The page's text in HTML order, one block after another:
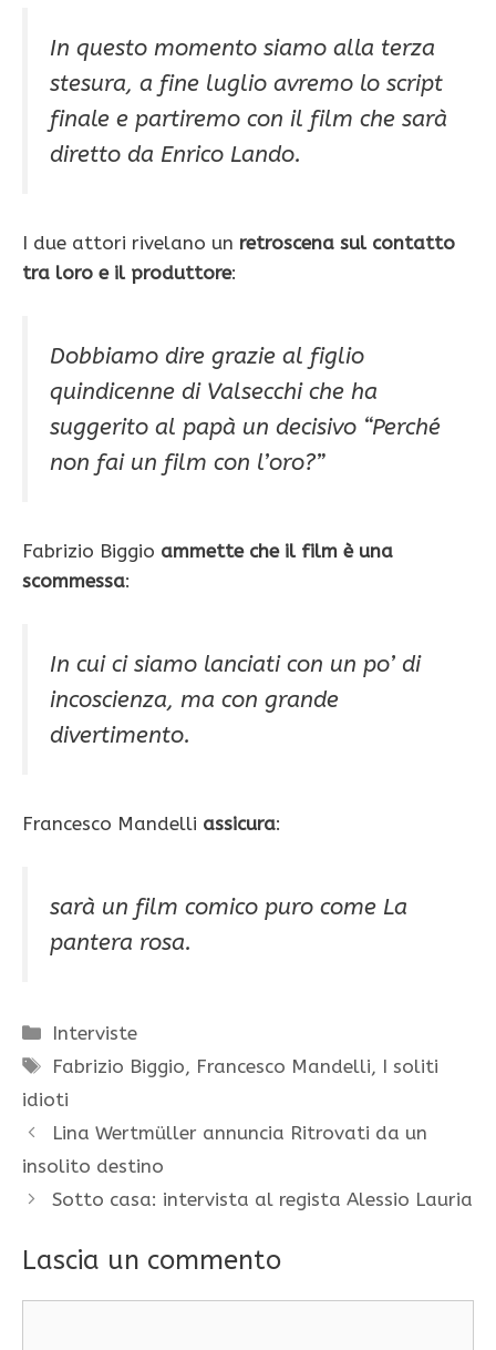
In questo momento siamo alla terza
stesura, a fine luglio avremo lo script
finale e partiremo con il film che sarà
diretto da Enrico Lando.
I due attori rivelano un retroscena sul contatto
tra loro e il produttore:
Dobbiamo dire grazie al figlio
quindicenne di Valsecchi che ha
suggerito al papà un decisivo “Perché
non fai un film con l’oro?”
Fabrizio Biggio ammette che il film è una
scommessa:
In cui ci siamo lanciati con un po’ di
incoscienza, ma con grande
divertimento.
Francesco Mandelli assicura:
sarà un film comico puro come La
pantera rosa.
Categorie
Interviste
Tag
Fabrizio Biggio, Francesco Mandelli, I soliti
idioti
Lina Wertmüller annuncia Ritrovati da un
insolito destino
Sotto casa: intervista al regista Alessio Lauria
Lascia un commento